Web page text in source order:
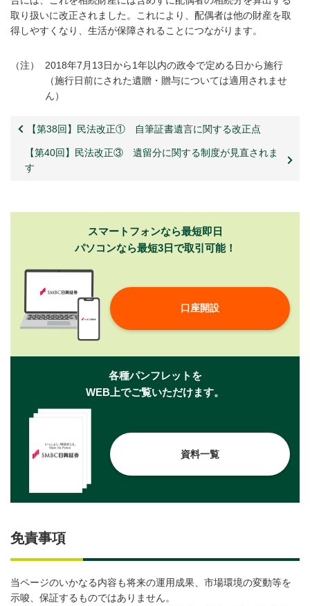
取り扱いに改正されました。これにより、配偶者は他の財産を取
得しやすくなり、生活が保障されることにつながります。
（注）
2018年7月13日から1年以内の政令で定める日から施行
（施行日前にされた遺贈・贈与については適用されませ
ん）
【第38回】民法改正① 自筆証書遺言に関する改正点
【第40回】民法改正③ 遺留分に関する制度が見直されま
す
スマートフォンなら最短即日
パソコンなら最短3日で取引可能！
口座開設
各種パンフレットを
WEB上でご覧いただけます。
資料一覧
免責事項
当ページのいかなる内容も将来の運用成果、市場環境の変動等を
示唆、保証するものではありません。